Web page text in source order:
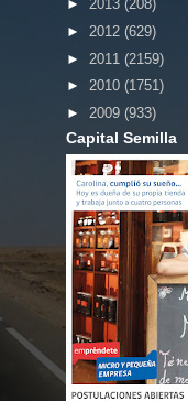
► 2013 (208)
► 2012 (629)
► 2011 (2159)
► 2010 (1751)
► 2009 (933)
Capital Semilla